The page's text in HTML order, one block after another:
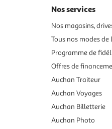
Nos services
Nos magasins,
Tous nos modes de
Programme de
Offres de
Auchan Traiteur
Auchan Voyages
Auchan Billetterie
Auchan Photo